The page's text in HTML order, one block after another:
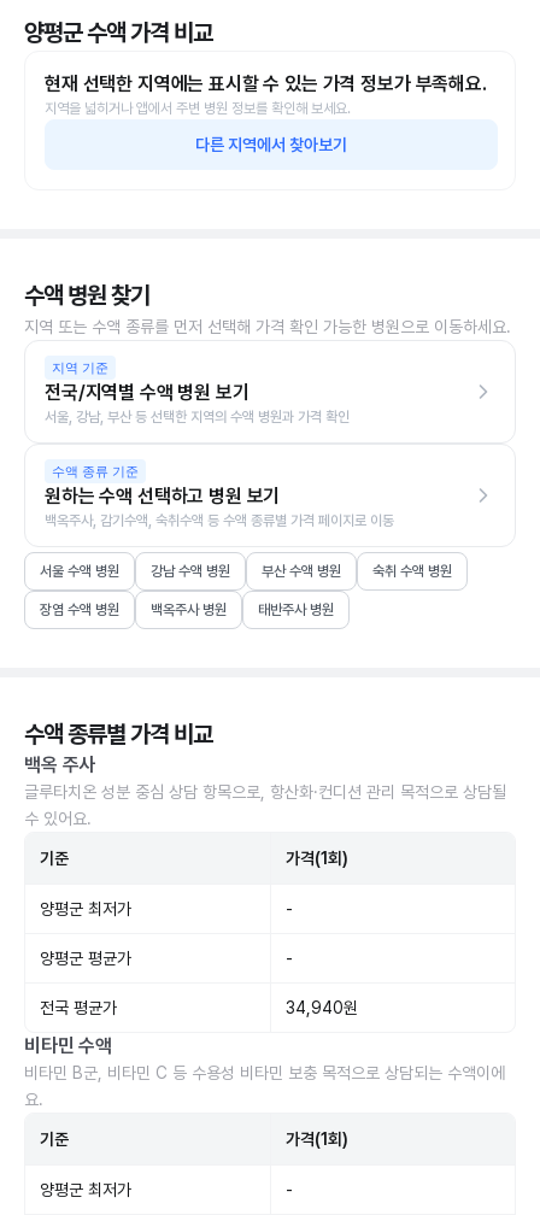
양평군 수액 가격 비교
현재 선택한 지역에는 표시할 수 있는 가격 정보가 부족해요.
지역을 넓히거나 앱에서 주변 병원 정보를 확인해 보세요.
다른 지역에서 찾아보기
수액 병원 찾기
지역 또는 수액 종류를 먼저 선택해 가격 확인 가능한 병원으로 이동하세요.
지역 기준
전국/지역별 수액 병원 보기
서울, 강남, 부산 등 선택한 지역의 수액 병원과 가격 확인
수액 종류 기준
원하는 수액 선택하고 병원 보기
백옥주사, 감기수액, 숙취수액 등 수액 종류별 가격 페이지로 이동
서울 수액 병원 강남 수액 병원 부산 수액 병원 숙취 수액 병원
장염 수액 병원 백옥주사 병원 태반주사 병원
수액 종류별 가격 비교
백옥 주사
글루타치온 성분 중심 상담 항목으로, 항산화·컨디션 관리 목적으로 상담될
수 있어요.
기준 가격(1회)
양평군 최저가 -
양평군 평균가 -
전국 평균가 34,940원
비타민 수액
비타민 B군, 비타민 C 등 수용성 비타민 보충 목적으로 상담되는 수액이에
요.
기준 가격(1회)
양평군 최저가 -